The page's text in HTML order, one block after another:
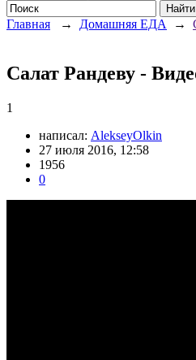
Главная → Домашняя ЕДА →
Салат Рандеву -
1
написал: AlekseyOlkin
27 июля 2016, 12:58
1956
0